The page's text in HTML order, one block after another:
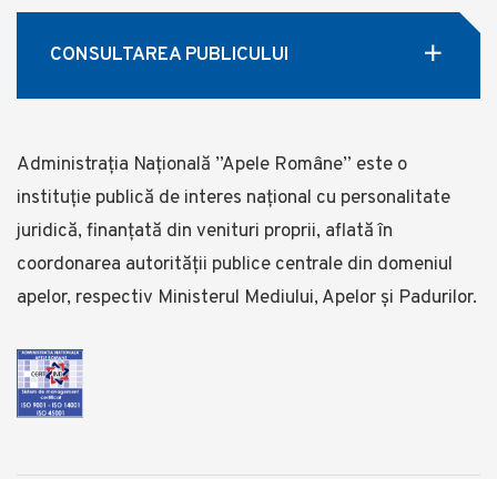
CONSULTAREA PUBLICULUI
Administrația Națională ”Apele Române” este o
instituție publică de interes național cu personalitate
juridică, finanţată din venituri proprii, aflată în
coordonarea autorității publice centrale din domeniul
apelor, respectiv Ministerul Mediului, Apelor și Padurilor.